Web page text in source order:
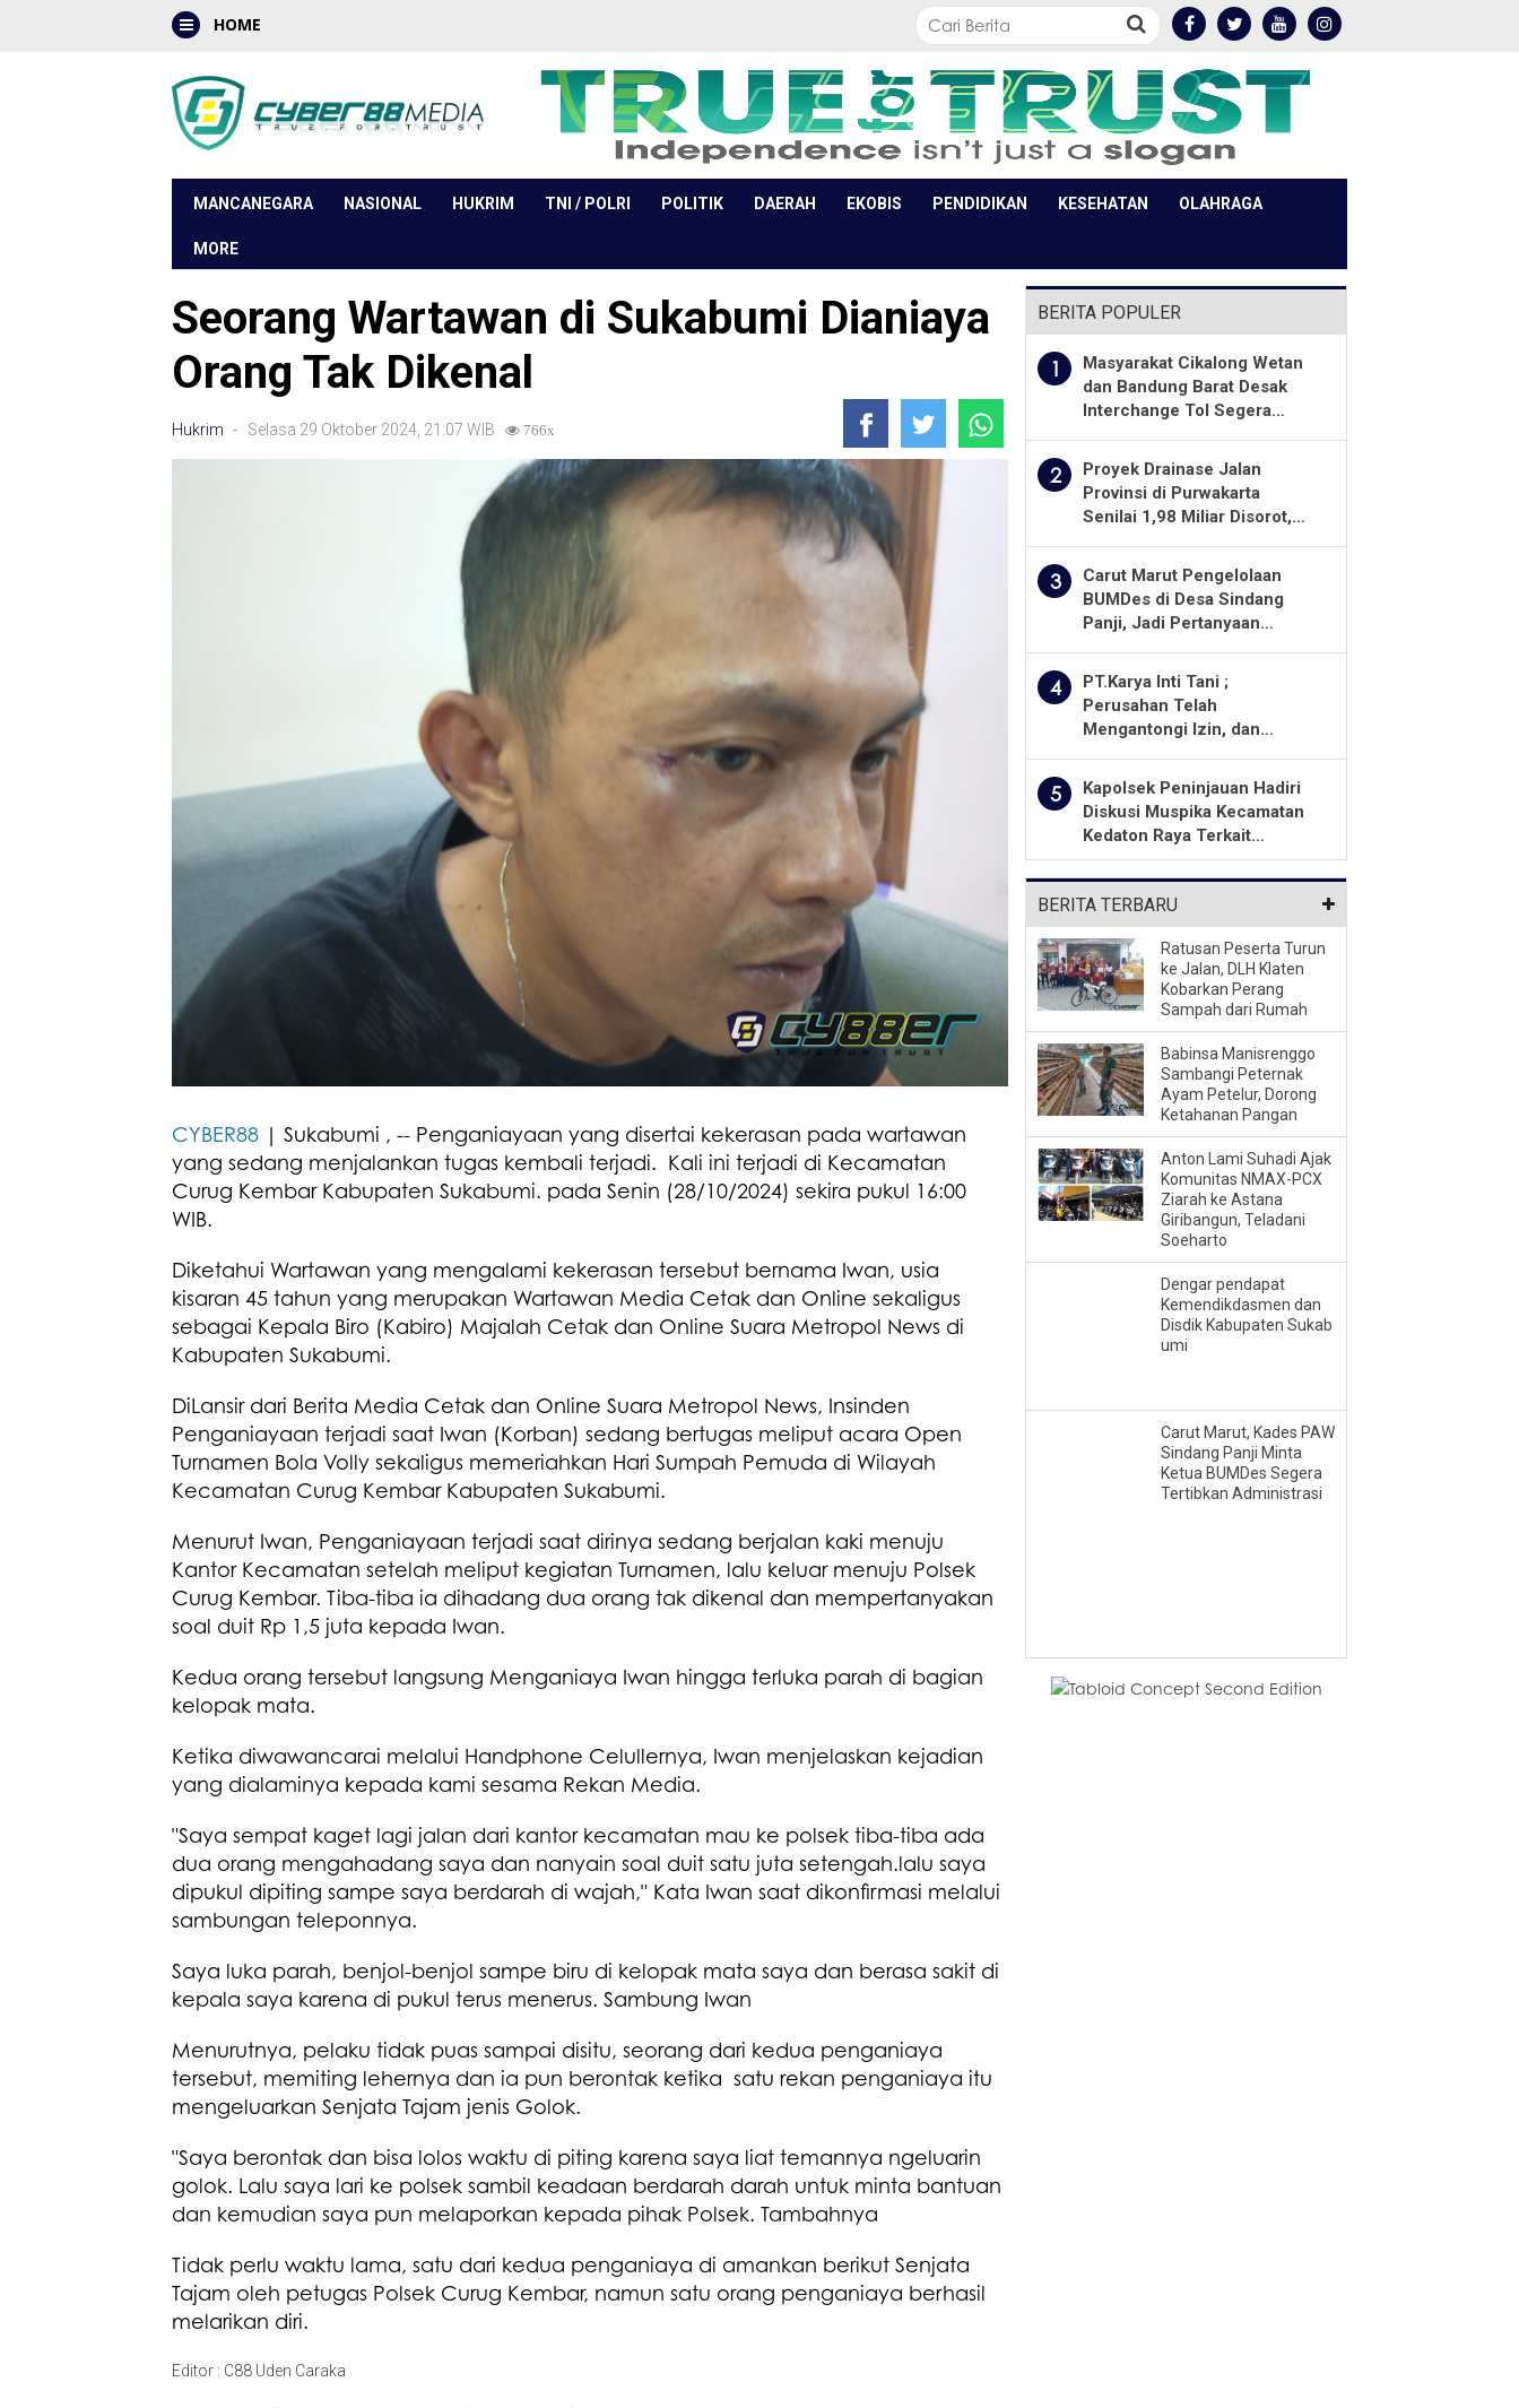
HOME
MANCANEGARA NASIONAL HUKRIM TNI / POLRI POLITIK DAERAH EKOBIS PENDIDIKAN KESEHATAN OLAHRAGA
MORE
Seorang Wartawan di Sukabumi Dianiaya
Orang Tak Dikenal
Hukrim - Selasa 29 Oktober 2024, 21:07 WIB 766x
CYBER88 | Sukabumi , -- Penganiayaan yang disertai kekerasan pada wartawan
yang sedang menjalankan tugas kembali terjadi. Kali ini terjadi di Kecamatan
Curug Kembar Kabupaten Sukabumi. pada Senin (28/10/2024) sekira pukul 16:00
WIB.
Diketahui Wartawan yang mengalami kekerasan tersebut bernama Iwan, usia
kisaran 45 tahun yang merupakan Wartawan Media Cetak dan Online sekaligus
sebagai Kepala Biro (Kabiro) Majalah Cetak dan Online Suara Metropol News di
Kabupaten Sukabumi.
DiLansir dari Berita Media Cetak dan Online Suara Metropol News, Insinden
Penganiayaan terjadi saat Iwan (Korban) sedang bertugas meliput acara Open
Turnamen Bola Volly sekaligus memeriahkan Hari Sumpah Pemuda di Wilayah
Kecamatan Curug Kembar Kabupaten Sukabumi.
Menurut Iwan, Penganiayaan terjadi saat dirinya sedang berjalan kaki menuju
Kantor Kecamatan setelah meliput kegiatan Turnamen, lalu keluar menuju Polsek
Curug Kembar. Tiba-tiba ia dihadang dua orang tak dikenal dan mempertanyakan
soal duit Rp 1,5 juta kepada Iwan.
Kedua orang tersebut langsung Menganiaya Iwan hingga terluka parah di bagian
kelopak mata.
Ketika diwawancarai melalui Handphone Celullernya, Iwan menjelaskan kejadian
yang dialaminya kepada kami sesama Rekan Media.
"Saya sempat kaget lagi jalan dari kantor kecamatan mau ke polsek tiba-tiba ada
dua orang mengahadang saya dan nanyain soal duit satu juta setengah.lalu saya
dipukul dipiting sampe saya berdarah di wajah," Kata Iwan saat dikonfirmasi melalui
sambungan teleponnya.
Saya luka parah, benjol-benjol sampe biru di kelopak mata saya dan berasa sakit di
kepala saya karena di pukul terus menerus. Sambung Iwan
Menurutnya, pelaku tidak puas sampai disitu, seorang dari kedua penganiaya
tersebut, memiting lehernya dan ia pun berontak ketika satu rekan penganiaya itu
mengeluarkan Senjata Tajam jenis Golok.
"Saya berontak dan bisa lolos waktu di piting karena saya liat temannya ngeluarin
golok. Lalu saya lari ke polsek sambil keadaan berdarah darah untuk minta bantuan
dan kemudian saya pun melaporkan kepada pihak Polsek. Tambahnya
Tidak perlu waktu lama, satu dari kedua penganiaya di amankan berikut Senjata
Tajam oleh petugas Polsek Curug Kembar, namun satu orang penganiaya berhasil
melarikan diri.
Editor : C88 Uden Caraka
BERITA POPULER
1
Masyarakat Cikalong Wetan
dan Bandung Barat Desak
Interchange Tol Segera
2
Proyek Drainase Jalan
Provinsi di Purwakarta
Senilai 1,98 Miliar Disorot,
Pekerjaan Diawasi Ketat
3
Carut Marut Pengelolaan
BUMDes di Desa Sindang
Panji, Jadi Pertanyaan
4
PT.Karya Inti Tani ;
Perusahan Telah
Mengantongi Izin, dan
Aturan Yang Berlaku
5
Kapolsek Peninjauan Hadiri
Diskusi Muspika Kecamatan
Kedaton Raya Terkait
Sengketa Lahan Kelompok
Tani Dengan PT. GNS
BERITA TERBARU
Ratusan Peserta Turun
ke Jalan, DLH Klaten
Kobarkan Perang
Sampah dari Rumah
Babinsa Manisrenggo
Sambangi Peternak
Ayam Petelur, Dorong
Ketahanan Pangan
Anton Lami Suhadi Ajak
Komunitas NMAX-PCX
Ziarah ke Astana
Giribangun, Teladani
Soeharto
Dengar pendapat
Kemendikdasmen dan
Disdik Kabupaten Sukab
umi
Carut Marut, Kades PAW
Sindang Panji Minta
Ketua BUMDes Segera
Tertibkan Administrasi